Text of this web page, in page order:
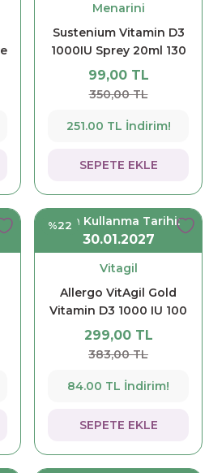
Menarini
Sustenium Vitamin D3
1000IU Sprey 20ml 130
Puf
99,00 TL
350,00 TL
251.00 TL İndirim!
SEPETE EKLE
%22Son Kullanma Tarihi:
30.01.2027
Vitagil
Allergo VitAgil Gold
Vitamin D3 1000 IU 100
Kapsül
299,00 TL
383,00 TL
84.00 TL İndirim!
SEPETE EKLE